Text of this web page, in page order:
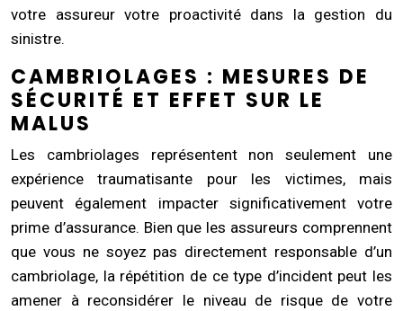
votre assureur votre proactivité dans la gestion du
sinistre.
CAMBRIOLAGES : MESURES DE
SÉCURITÉ ET EFFET SUR LE
MALUS
Les cambriolages représentent non seulement une
expérience traumatisante pour les victimes, mais
peuvent également impacter significativement votre
prime d’assurance. Bien que les assureurs comprennent
que vous ne soyez pas directement responsable d’un
cambriolage, la répétition de ce type d’incident peut les
amener à reconsidérer le niveau de risque de votre